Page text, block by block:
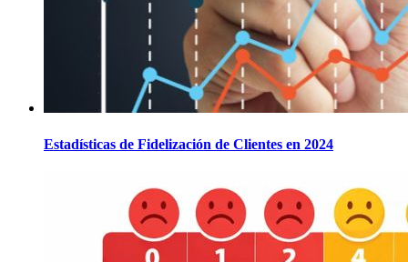
Estadísticas de Fidelización de Clientes en 2024